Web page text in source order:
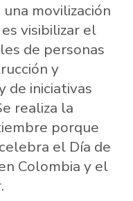
movilización
visibilizar el
de personas
y
de iniciativas
realiza la
porque
el Día de
Colombia y el